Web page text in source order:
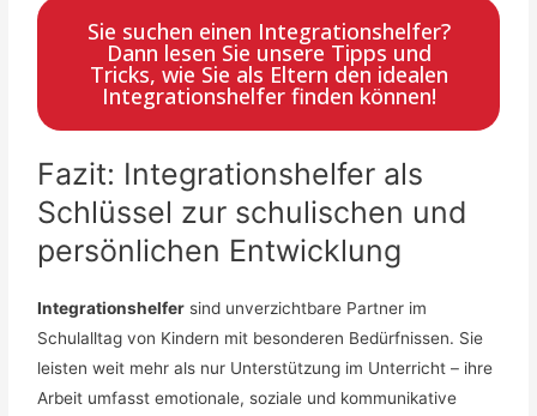
Sie suchen einen Integrationshelfer?
Dann lesen Sie unsere Tipps und
Tricks, wie Sie als Eltern den idealen
Integrationshelfer finden können!
Fazit: Integrationshelfer als
Schlüssel zur schulischen und
persönlichen Entwicklung
Integrationshelfer sind unverzichtbare Partner im
Schulalltag von Kindern mit besonderen Bedürfnissen. Sie
leisten weit mehr als nur Unterstützung im Unterricht – ihre
Arbeit umfasst emotionale, soziale und kommunikative